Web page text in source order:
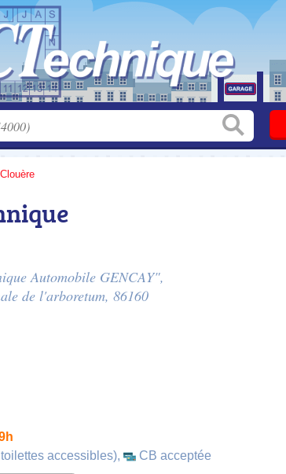
Automobile GENCAY",
de l'arboretum, 86160
accessibles), CB acceptée